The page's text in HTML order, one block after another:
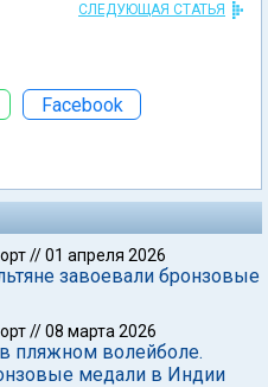
СЛЕДУЮЩАЯ СТАТЬЯ
Facebook
//01 апреля 2026
завоевали бронзовые
//08 марта 2026
пляжном волейболе.
медали в Индии